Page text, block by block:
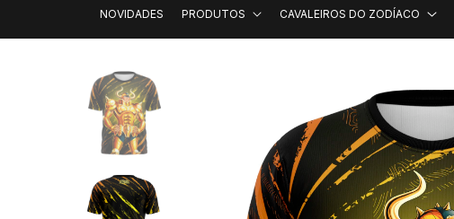
NOVIDADES PRODUTOS CAVALEIROS DO ZODÍACO